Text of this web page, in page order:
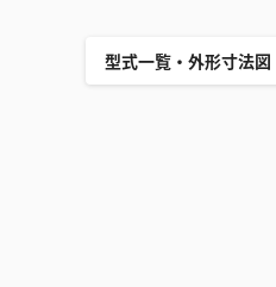
型式一覧・外形寸法図